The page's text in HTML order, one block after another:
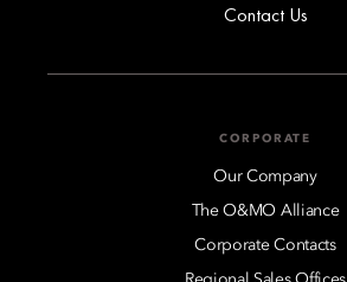
Contact Us
CORPORATE
Our Company
The O&MO Alliance
Corporate Contacts